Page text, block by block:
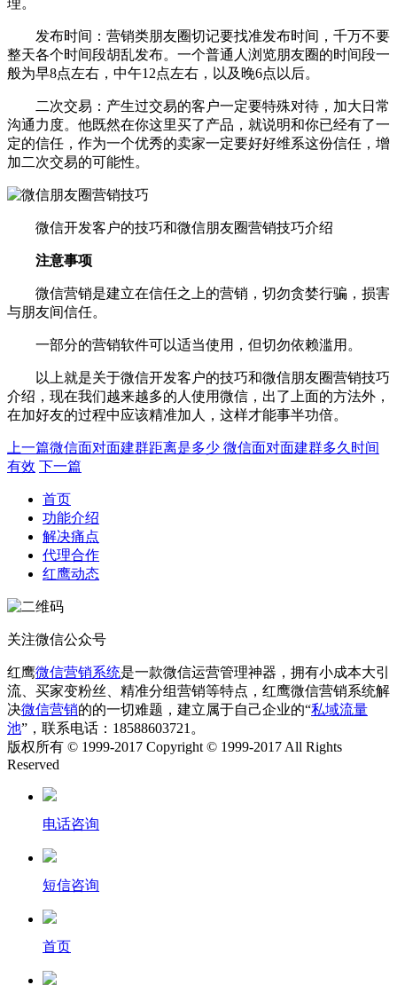
发布时间：营销类朋友圈切记要找准发布时间，千万不要
整天各个时间段胡乱发布。一个普通人浏览朋友圈的时间段一
般为早8点左右，中午12点左右，以及晚6点以后。
二次交易：产生过交易的客户一定要特殊对待，加大日常
沟通力度。他既然在你这里买了产品，就说明和你已经有了一
定的信任，作为一个优秀的卖家一定要好好维系这份信任，增
加二次交易的可能性。
微信开发客户的技巧和微信朋友圈营销技巧介绍
注意事项
微信营销是建立在信任之上的营销，切勿贪婪行骗，损害
与朋友间信任。
一部分的营销软件可以适当使用，但切勿依赖滥用。
以上就是关于微信开发客户的技巧和微信朋友圈营销技巧
介绍，现在我们越来越多的人使用微信，出了上面的方法外，
在加好友的过程中应该精准加人，这样才能事半功倍。
上一篇微信面对面建群距离是多少 微信面对面建群多久时间
有效 下一篇
首页
功能介绍
解决痛点
代理合作
红鹰动态
关注微信公众号
红鹰微信营销系统是一款微信运营管理神器，拥有小成本大引
流、买家变粉丝、精准分组营销等特点，红鹰微信营销系统解
决微信营销的的一切难题，建立属于自己企业的“私域流量
池”，联系电话：18588603721。
版权所有 © 1999-2017 Copyright © 1999-2017 All Rights
Reserved
电话咨询
短信咨询
首页